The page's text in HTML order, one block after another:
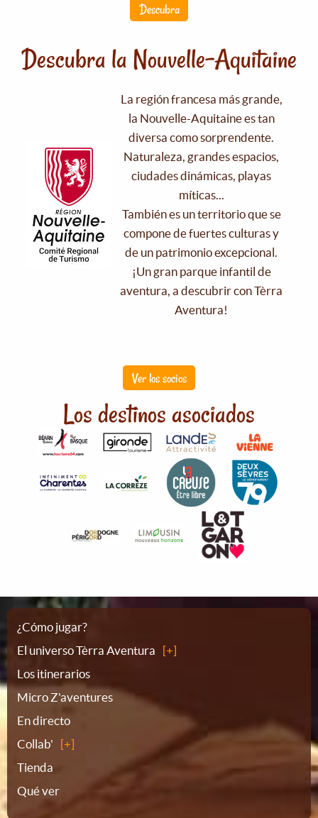
Descubra
Descubra la Nouvelle-Aquitaine
La región francesa más grande,
la Nouvelle-Aquitaine es tan
diversa como sorprendente.
Naturaleza, grandes espacios,
ciudades dinámicas, playas
míticas...
También es un territorio que se
compone de fuertes culturas y
de un patrimonio excepcional.
¡Un gran parque infantil de
aventura, a descubrir con Tèrra
Aventura!
Ver los socios
Los destinos asociados
Plano
del
sitio
¿Cómo jugar?
El universo Tèrra Aventura
Los itinerarios
Micro Z'aventures
En directo
Collab'
Tienda
Qué ver